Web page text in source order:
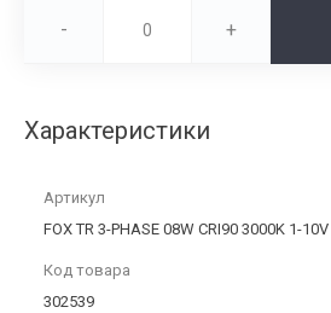
- +
Характеристики
Артикул
FOX TR 3-PHASE 08W CRI90 3000K 1-10V
Код товара
302539